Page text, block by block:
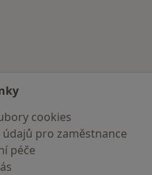
cookies
pro zaměstnance
péče